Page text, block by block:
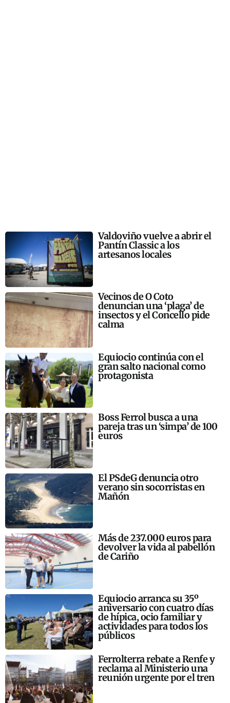
Valdoviño vuelve a abrir el
Pantín Classic a los
artesanos locales
Vecinos de O Coto
denuncian una ‘plaga’ de
insectos y el Concello pide
calma
Equiocio continúa con el
gran salto nacional como
protagonista
Boss Ferrol busca a una
pareja tras un ‘simpa’ de 100
euros
El PSdeG denuncia otro
verano sin socorristas en
Mañón
Más de 237.000 euros para
devolver la vida al pabellón
de Cariño
Equiocio arranca su 35º
aniversario con cuatro días
de hípica, ocio familiar y
actividades para todos los
públicos
Ferrolterra rebate a Renfe y
reclama al Ministerio una
reunión urgente por el tren